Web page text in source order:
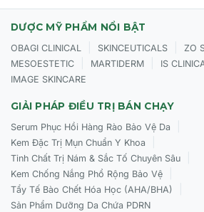
DƯỢC MỸ PHẨM NỔI BẬT
OBAGI CLINICAL SKINCEUTICALS ZO
MESOESTETIC MARTIDERM IS
IMAGE SKINCARE
GIẢI PHÁP ĐIỀU TRỊ BÁN CHẠY
Serum Phục Hồi Hàng Rào Bảo Vệ Da
Kem Đặc Trị Mụn Chuẩn Y Khoa
Tinh Chất Trị Nám & Sắc Tố Chuyên Sâu
Kem Chống Nắng Phổ Rộng Bảo Vệ
Tẩy Tế Bào Chết Hóa Học (AHA/BHA)
Sản Phẩm Dưỡng Da Chứa PDRN